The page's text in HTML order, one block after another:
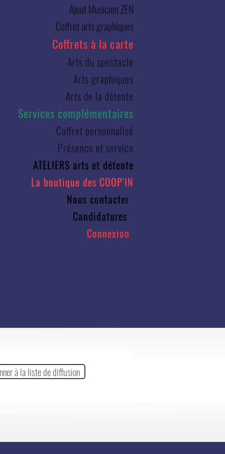
Ajout Musicien ZEN
Coffret arts graphiques
Coffrets à la carte
Arts du spectacle
Arts graphiques
Arts de la détente
Services complémentaires
Coffret personnalisé
Présence et service
ATELIERS arts et détente
La boutique des COOP'IN
Nous contacter
Candidatures
Connexion
à la liste de diffusion